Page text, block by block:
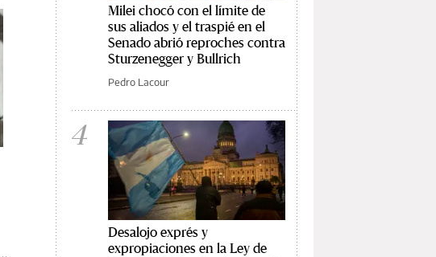
Milei chocó con el límite de
sus aliados y el traspié en el
Senado abrió reproches contra
Sturzenegger y Bullrich
Pedro Lacour
4
Desalojo exprés y
expropiaciones en la Ley de